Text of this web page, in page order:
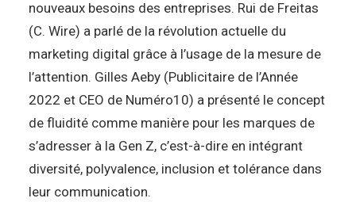
nouveaux besoins des entreprises. Rui de Freitas
(C. Wire) a parlé de la révolution actuelle du
marketing digital grâce à l’usage de la mesure de
l’attention. Gilles Aeby (Publicitaire de l’Année
2022 et CEO de Numéro10) a présenté le concept
de fluidité comme manière pour les marques de
s’adresser à la Gen Z, c’est-à-dire en intégrant
diversité, polyvalence, inclusion et tolérance dans
leur communication.